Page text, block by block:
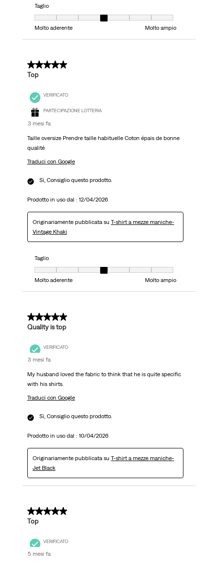
Taglio
Taglio, 4 su 7, dove 1 è uguale a Molto aderente e 7 è uguale a Molto
Molto aderente
Molto ampio
5 su 5 stelle.
Top
VERIFICATO
PARTECIPAZIONE LOTTERIA
3 mesi fa
Taille oversize Prendre taille habituelle Coton épais de bonne
qualité
Traduci con Google
Sì, Consiglio questo prodotto.
Prodotto in uso dal : 12/04/2026
Originariamente pubblicata su T-shirt a mezze maniche-
Vintage Khaki
Taglio
Taglio, 4 su 7, dove 1 è uguale a Molto aderente e 7 è uguale a Molto
Molto aderente
Molto ampio
5 su 5 stelle.
Quality is top
VERIFICATO
3 mesi fa
My husband loved the fabric to think that he is quite specific
with his shirts.
Traduci con Google
Sì, Consiglio questo prodotto.
Prodotto in uso dal : 10/04/2026
Originariamente pubblicata su T-shirt a mezze maniche-
Jet Black
5 su 5 stelle.
Top
VERIFICATO
5 mesi fa